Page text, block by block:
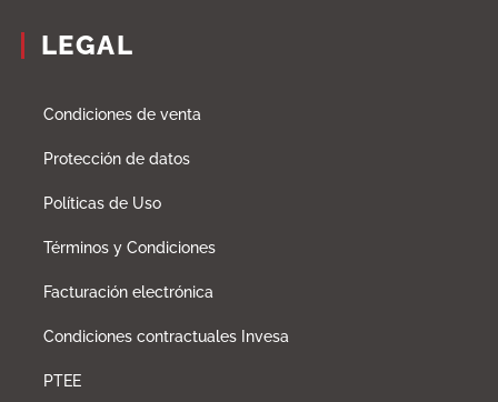
LEGAL
Condiciones de venta
Protección de datos
Políticas de Uso
Términos y Condiciones
Facturación electrónica
Condiciones contractuales Invesa
PTEE